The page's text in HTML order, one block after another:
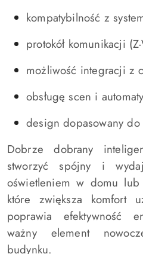
kompatybilność z
protokół komunikacji
możliwość integracji z
obsługę scen i
design dopasowany do
Dobrze dobrany
stworzyć spójny i
oświetleniem w domu
które zwiększa komfort
poprawia efektywność
ważny element
budynku.